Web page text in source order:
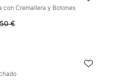
con Cremallera y Botones
€